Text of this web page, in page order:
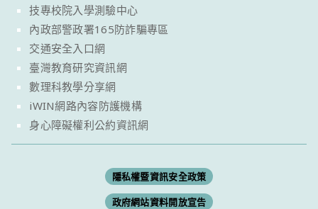
技專校院入學測驗中心
內政部警政署165防詐騙專區
交通安全入口網
臺灣教育研究資訊網
數理科教學分享網
iWIN網路內容防護機構
身心障礙權利公約資訊網
隱私權暨資訊安全政策
政府網站資料開放宣告